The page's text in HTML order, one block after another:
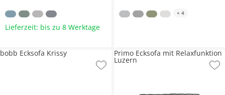
Lieferzeit: bis zu 8 Werktage
+ 4
bobb Ecksofa Krissy Primo Ecksofa mit Relaxfunktion
Luzern